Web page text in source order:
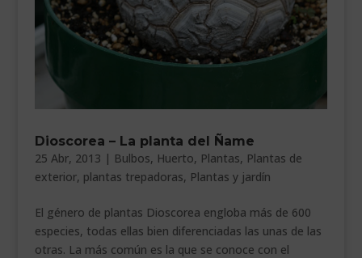
Dioscorea – La planta del Ñame
25 Abr, 2013 | Bulbos, Huerto, Plantas, Plantas de
exterior, plantas trepadoras, Plantas y jardín
El género de plantas Dioscorea engloba más de 600
especies, todas ellas bien diferenciadas las unas de las
otras. La más común es la que se conoce con el